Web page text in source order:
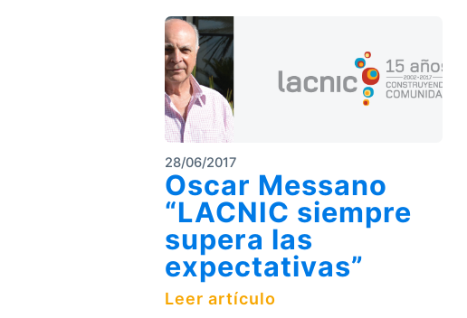
28/06/2017
Oscar Messano
“LACNIC siempre
supera las
expectativas”
Leer artículo